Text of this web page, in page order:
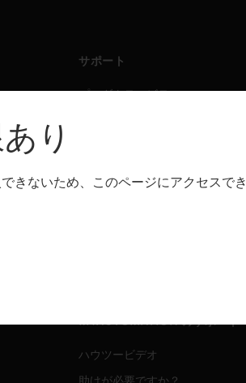
サポート
プロダクティビティ
ハウツービデオ
助けが必要ですか？
り
きないため、このページにアクセスでき